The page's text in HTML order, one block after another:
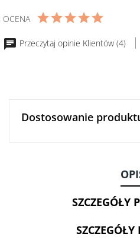
MONINI
500
OCENA
Przeczytaj opinie Klientów (4)
Dostosowanie
SZCZEGÓŁY
SZCZEGÓŁY